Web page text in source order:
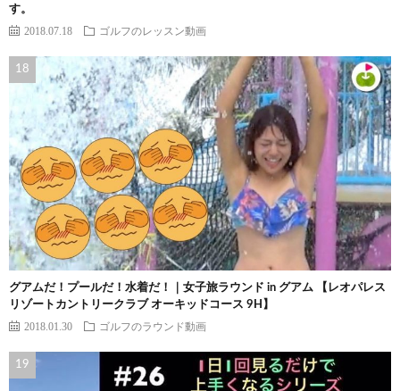
す。
2018.07.18 ゴルフのレッスン動画
グアムだ！プールだ！水着だ！｜女子旅ラウンド in グアム 【レオパレス
リゾートカントリークラブ オーキッドコース 9H】
2018.01.30 ゴルフのラウンド動画